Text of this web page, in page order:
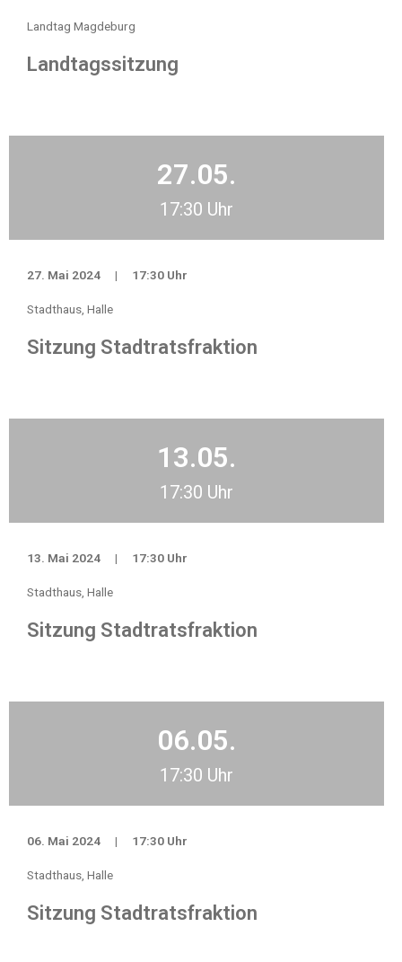
Landtag Magdeburg
Landtagssitzung
27.05.
17:30 Uhr
27. Mai 2024 | 17:30 Uhr
Stadthaus, Halle
Sitzung Stadtratsfraktion
13.05.
17:30 Uhr
13. Mai 2024 | 17:30 Uhr
Stadthaus, Halle
Sitzung Stadtratsfraktion
06.05.
17:30 Uhr
06. Mai 2024 | 17:30 Uhr
Stadthaus, Halle
Sitzung Stadtratsfraktion